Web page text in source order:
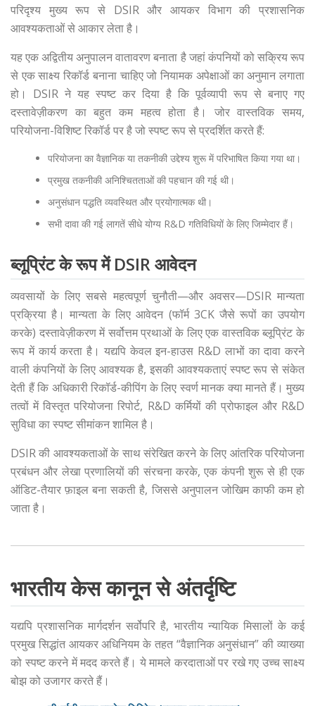
परिदृश्य मुख्य रूप से DSIR और आयकर विभाग की प्रशासनिक
आवश्यकताओं से आकार लेता है।
यह एक अद्वितीय अनुपालन वातावरण बनाता है जहां कंपनियों को सक्रिय रूप
से एक साक्ष्य रिकॉर्ड बनाना चाहिए जो नियामक अपेक्षाओं का अनुमान लगाता
हो। DSIR ने यह स्पष्ट कर दिया है कि पूर्वव्यापी रूप से बनाए गए
दस्तावेज़ीकरण का बहुत कम महत्व होता है। जोर वास्तविक समय,
परियोजना-विशिष्ट रिकॉर्ड पर है जो स्पष्ट रूप से प्रदर्शित करते हैं:
परियोजना का वैज्ञानिक या तकनीकी उद्देश्य शुरू में परिभाषित किया गया था।
प्रमुख तकनीकी अनिश्चितताओं की पहचान की गई थी।
अनुसंधान पद्धति व्यवस्थित और प्रयोगात्मक थी।
सभी दावा की गई लागतें सीधे योग्य R&D गतिविधियों के लिए जिम्मेदार हैं।
ब्लूप्रिंट के रूप में DSIR आवेदन
व्यवसायों के लिए सबसे महत्वपूर्ण चुनौती—और अवसर—DSIR मान्यता
प्रक्रिया है। मान्यता के लिए आवेदन (फॉर्म 3CK जैसे रूपों का उपयोग
करके) दस्तावेज़ीकरण में सर्वोत्तम प्रथाओं के लिए एक वास्तविक ब्लूप्रिंट के
रूप में कार्य करता है। यद्यपि केवल इन-हाउस R&D लाभों का दावा करने
वाली कंपनियों के लिए आवश्यक है, इसकी आवश्यकताएं स्पष्ट रूप से संकेत
देती हैं कि अधिकारी रिकॉर्ड-कीपिंग के लिए स्वर्ण मानक क्या मानते हैं। मुख्य
तत्वों में विस्तृत परियोजना रिपोर्ट, R&D कर्मियों की प्रोफाइल और R&D
सुविधा का स्पष्ट सीमांकन शामिल है।
DSIR की आवश्यकताओं के साथ संरेखित करने के लिए आंतरिक परियोजना
प्रबंधन और लेखा प्रणालियों की संरचना करके, एक कंपनी शुरू से ही एक
ऑडिट-तैयार फ़ाइल बना सकती है, जिससे अनुपालन जोखिम काफी कम हो
जाता है।
भारतीय केस कानून से अंतर्दृष्टि
यद्यपि प्रशासनिक मार्गदर्शन सर्वोपरि है, भारतीय न्यायिक मिसालों के कई
प्रमुख सिद्धांत आयकर अधिनियम के तहत “वैज्ञानिक अनुसंधान” की व्याख्या
को स्पष्ट करने में मदद करते हैं। ये मामले करदाताओं पर रखे गए उच्च साक्ष्य
बोझ को उजागर करते हैं।